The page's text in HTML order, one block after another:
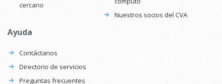
cercano
Nuestros socios del CVA
Ayuda
Contáctanos
Directorio de servicios
Preguntas frecuentes